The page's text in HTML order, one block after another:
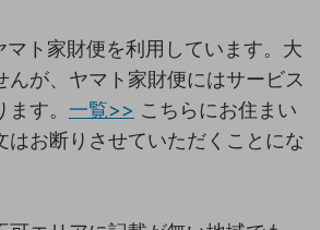
ト家財便を利用しています。大
んが、ヤマト家財便にはサービス
す。 一覧>> こちらにお住まい
はお断りさせていただくことにな